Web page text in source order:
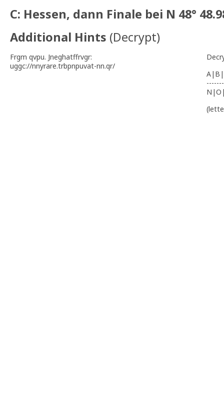
C: Hessen, dann Finale bei N 48°
Additional Hints (Decrypt)
Frgm qvpu. Jneghatffrvgr:
uggc://nnyrare.trbpnpuvat-nn.qr/